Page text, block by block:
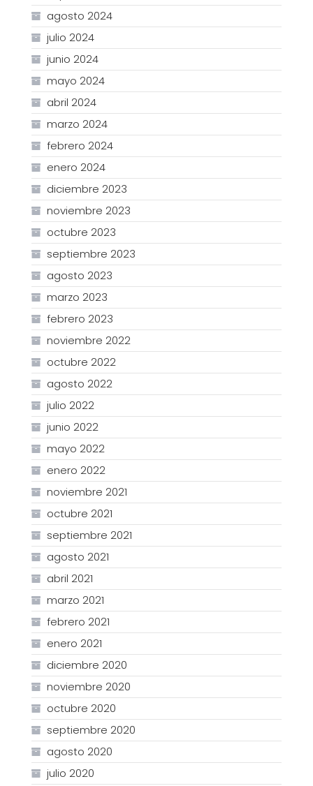
agosto 2024
julio 2024
junio 2024
mayo 2024
abril 2024
marzo 2024
febrero 2024
enero 2024
diciembre 2023
noviembre 2023
octubre 2023
septiembre 2023
agosto 2023
marzo 2023
febrero 2023
noviembre 2022
octubre 2022
agosto 2022
julio 2022
junio 2022
mayo 2022
enero 2022
noviembre 2021
octubre 2021
septiembre 2021
agosto 2021
abril 2021
marzo 2021
febrero 2021
enero 2021
diciembre 2020
noviembre 2020
octubre 2020
septiembre 2020
agosto 2020
julio 2020